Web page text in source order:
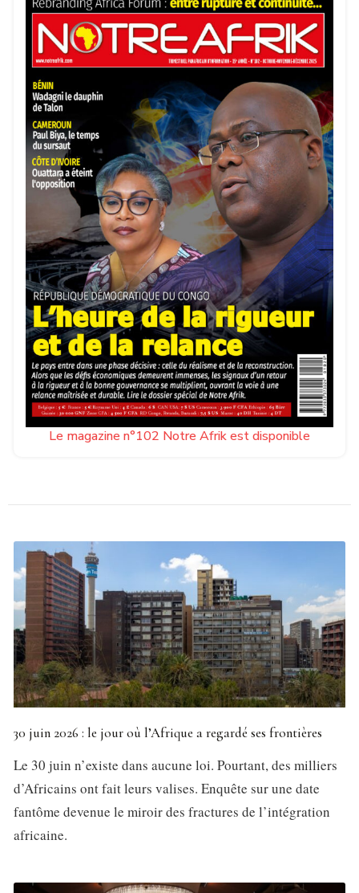
Le magazine n°102 Notre Afrik est disponible
30 juin 2026 : le jour où l’Afrique a regardé ses frontières
Le 30 juin n’existe dans aucune loi. Pourtant, des milliers
d’Africains ont fait leurs valises. Enquête sur une date
fantôme devenue le miroir des fractures de l’intégration
africaine.